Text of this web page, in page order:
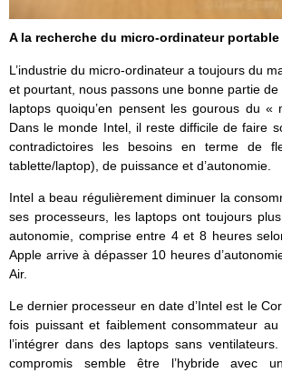
A la recherche du micro-ordinateur
L’industrie du micro-ordinateur a toujours du
et pourtant, nous passons une bonne partie
laptops quoiqu’en pensent les gourous du «
Dans le monde Intel, il reste difficile de faire
contradictoires les besoins en terme de
tablette/laptop), de puissance et d’autonomie.
Intel a beau régulièrement diminuer la
ses processeurs, les laptops ont toujours
autonomie, comprise entre 4 et 8 heures
Apple arrive à dépasser 10 heures
Air.
Le dernier processeur en date d’Intel est le
fois puissant et faiblement consommateur
l’intégrer dans des laptops sans
compromis semble être l’hybride avec